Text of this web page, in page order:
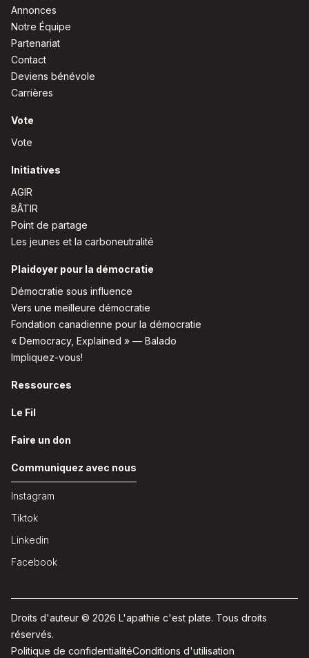
Annonces
Notre Équipe
Partenariat
Contact
Deviens bénévole
Carrières
Vote
Vote
Initiatives
AGIR
BÂTIR
Point de partage
Les jeunes et la carboneutralité
Plaidoyer pour la démocratie
Démocratie sous influence
Vers une meilleure démocratie
Fondation canadienne pour la démocratie
« Democracy, Explained » — Balado
Impliquez-vous!
Ressources
Le Fil
Faire un don
Communiquez avec nous
Instagram
Tiktok
Linkedin
Facebook
Droits d'auteur © 2026 L'apathie c'est plate. Tous droits
réservés.
Politique de confidentialitéConditions d'utilisation